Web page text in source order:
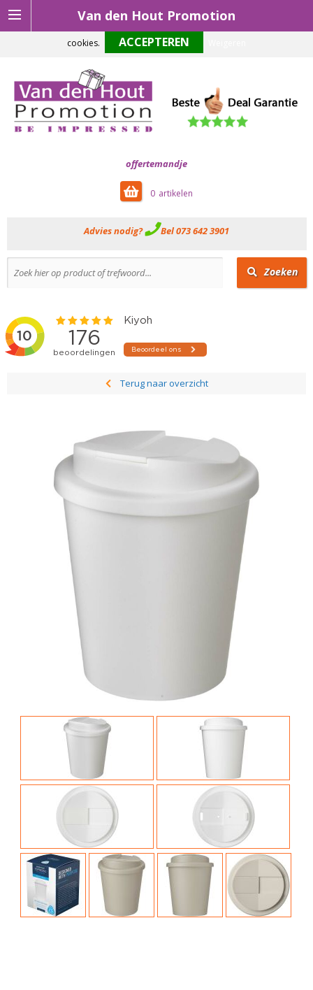
Van den Hout Promotion
offertemandje
0
Advies nodig? Bel 073 642 3901
Zoeken
Terug naar overzicht
Om onze website optimaal te laten functioneren maken wij gebruik van
cookies.